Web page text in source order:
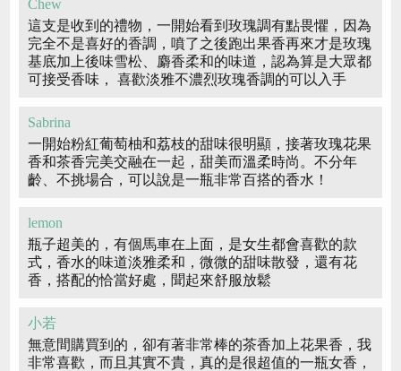
Chew
這支是收到的禮物，一開始看到玫瑰調有點畏懼，因為
完全不是喜好的香調，噴了之後跑出果香再來才是玫瑰
基底加上後味雪松、麝香柔和的味道，認為算是大眾都
可接受香味， 喜歡淡雅不濃烈玫瑰香調的可以入手
Sabrina
一開始粉紅葡萄柚和荔枝的甜味很明顯，接著玫瑰花果
香和茶香完美交融在一起，甜美而溫柔時尚。不分年
齡、不挑場合，可以說是一瓶非常百搭的香水！
lemon
瓶子超美的，有個馬車在上面，是女生都會喜歡的款
式，香水的味道淡雅柔和，微微的甜味散發，還有花
香，搭配的恰當好處，聞起來舒服放鬆
小若
無意間購買到的，卻有著非常棒的茶香加上花果香，我
非常喜歡，而且其實不貴，真的是很超值的一瓶女香，